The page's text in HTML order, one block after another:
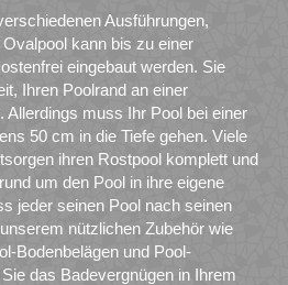
Ausführungen,
kann bis zu einer
eingebaut werden. Sie
Ihren Poolrand an einer
Allerdings muss Ihr Pool bei einer
50 cm in die Tiefe gehen. Viele
ihren Rostpool komplett und
um den Pool in ihre eigene
jeder seinen Pool nach seinen
nützlichen Zubehör wie
Bodenbelägen und Pool-
das Badevergnügen in Ihrem